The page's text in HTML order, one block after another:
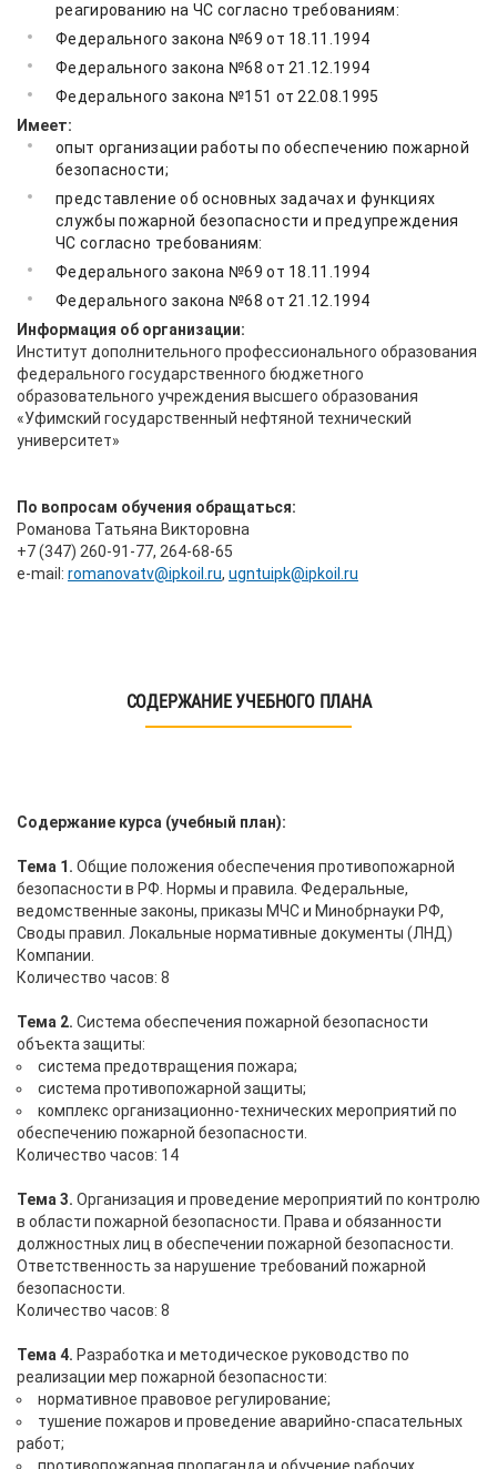
реагированию на ЧС согласно требованиям:
Федерального закона №69 от 18.11.1994
Федерального закона №68 от 21.12.1994
Федерального закона №151 от 22.08.1995
Имеет:
опыт организации работы по обеспечению пожарной
безопасности;
представление об основных задачах и функциях
службы пожарной безопасности и предупреждения
ЧС согласно требованиям:
Федерального закона №69 от 18.11.1994
Федерального закона №68 от 21.12.1994
Информация об организации:
Институт дополнительного профессионального образования
федерального государственного бюджетного
образовательного учреждения высшего образования
«Уфимский государственный нефтяной технический
университет»
По вопросам обучения обращаться:
Романова Татьяна Викторовна
+7 (347) 260-91-77, 264-68-65
е-mail: romanovatv@ipkoil.ru, ugntuipk@ipkoil.ru
СОДЕРЖАНИЕ УЧЕБНОГО ПЛАНА
Содержание курса (учебный план):
Тема 1. Общие положения обеспечения противопожарной
безопасности в РФ. Нормы и правила. Федеральные,
ведомственные законы, приказы МЧС и Минобрнауки РФ,
Своды правил. Локальные нормативные документы (ЛНД)
Компании.
Количество часов: 8
Тема 2. Система обеспечения пожарной безопасности
объекта защиты:
система предотвращения пожара;
система противопожарной защиты;
комплекс организационно-технических мероприятий по
обеспечению пожарной безопасности.
Количество часов: 14
Тема 3. Организация и проведение мероприятий по контролю
в области пожарной безопасности. Права и обязанности
должностных лиц в обеспечении пожарной безопасности.
Ответственность за нарушение требований пожарной
безопасности.
Количество часов: 8
Тема 4. Разработка и методическое руководство по
реализации мер пожарной безопасности:
нормативное правовое регулирование;
тушение пожаров и проведение аварийно-спасательных
работ;